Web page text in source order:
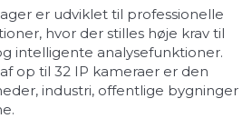
er udviklet til professionelle
hvor der stilles høje krav til
intelligente analysefunktioner.
op til 32 IP kameraer er den
industri, offentlige bygninger